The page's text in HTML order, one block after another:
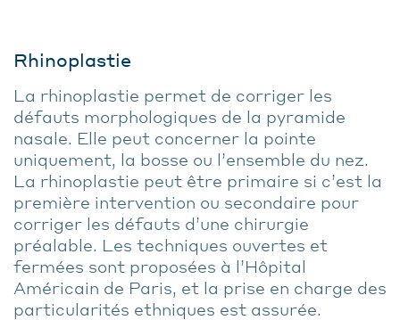
Rhinoplastie
La rhinoplastie permet de corriger les
défauts morphologiques de la pyramide
nasale. Elle peut concerner la pointe
uniquement, la bosse ou l’ensemble du nez.
La rhinoplastie peut être primaire si c’est la
première intervention ou secondaire pour
corriger les défauts d’une chirurgie
préalable. Les techniques ouvertes et
fermées sont proposées à l’Hôpital
Américain de Paris, et la prise en charge des
particularités ethniques est assurée.